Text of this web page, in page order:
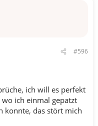
#596
ich will es perfekt
ich einmal gepatzt
konnte, das stört mich